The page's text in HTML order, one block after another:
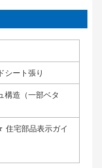
シート張り
構造（一部ベタ
宅部品表示ガイ